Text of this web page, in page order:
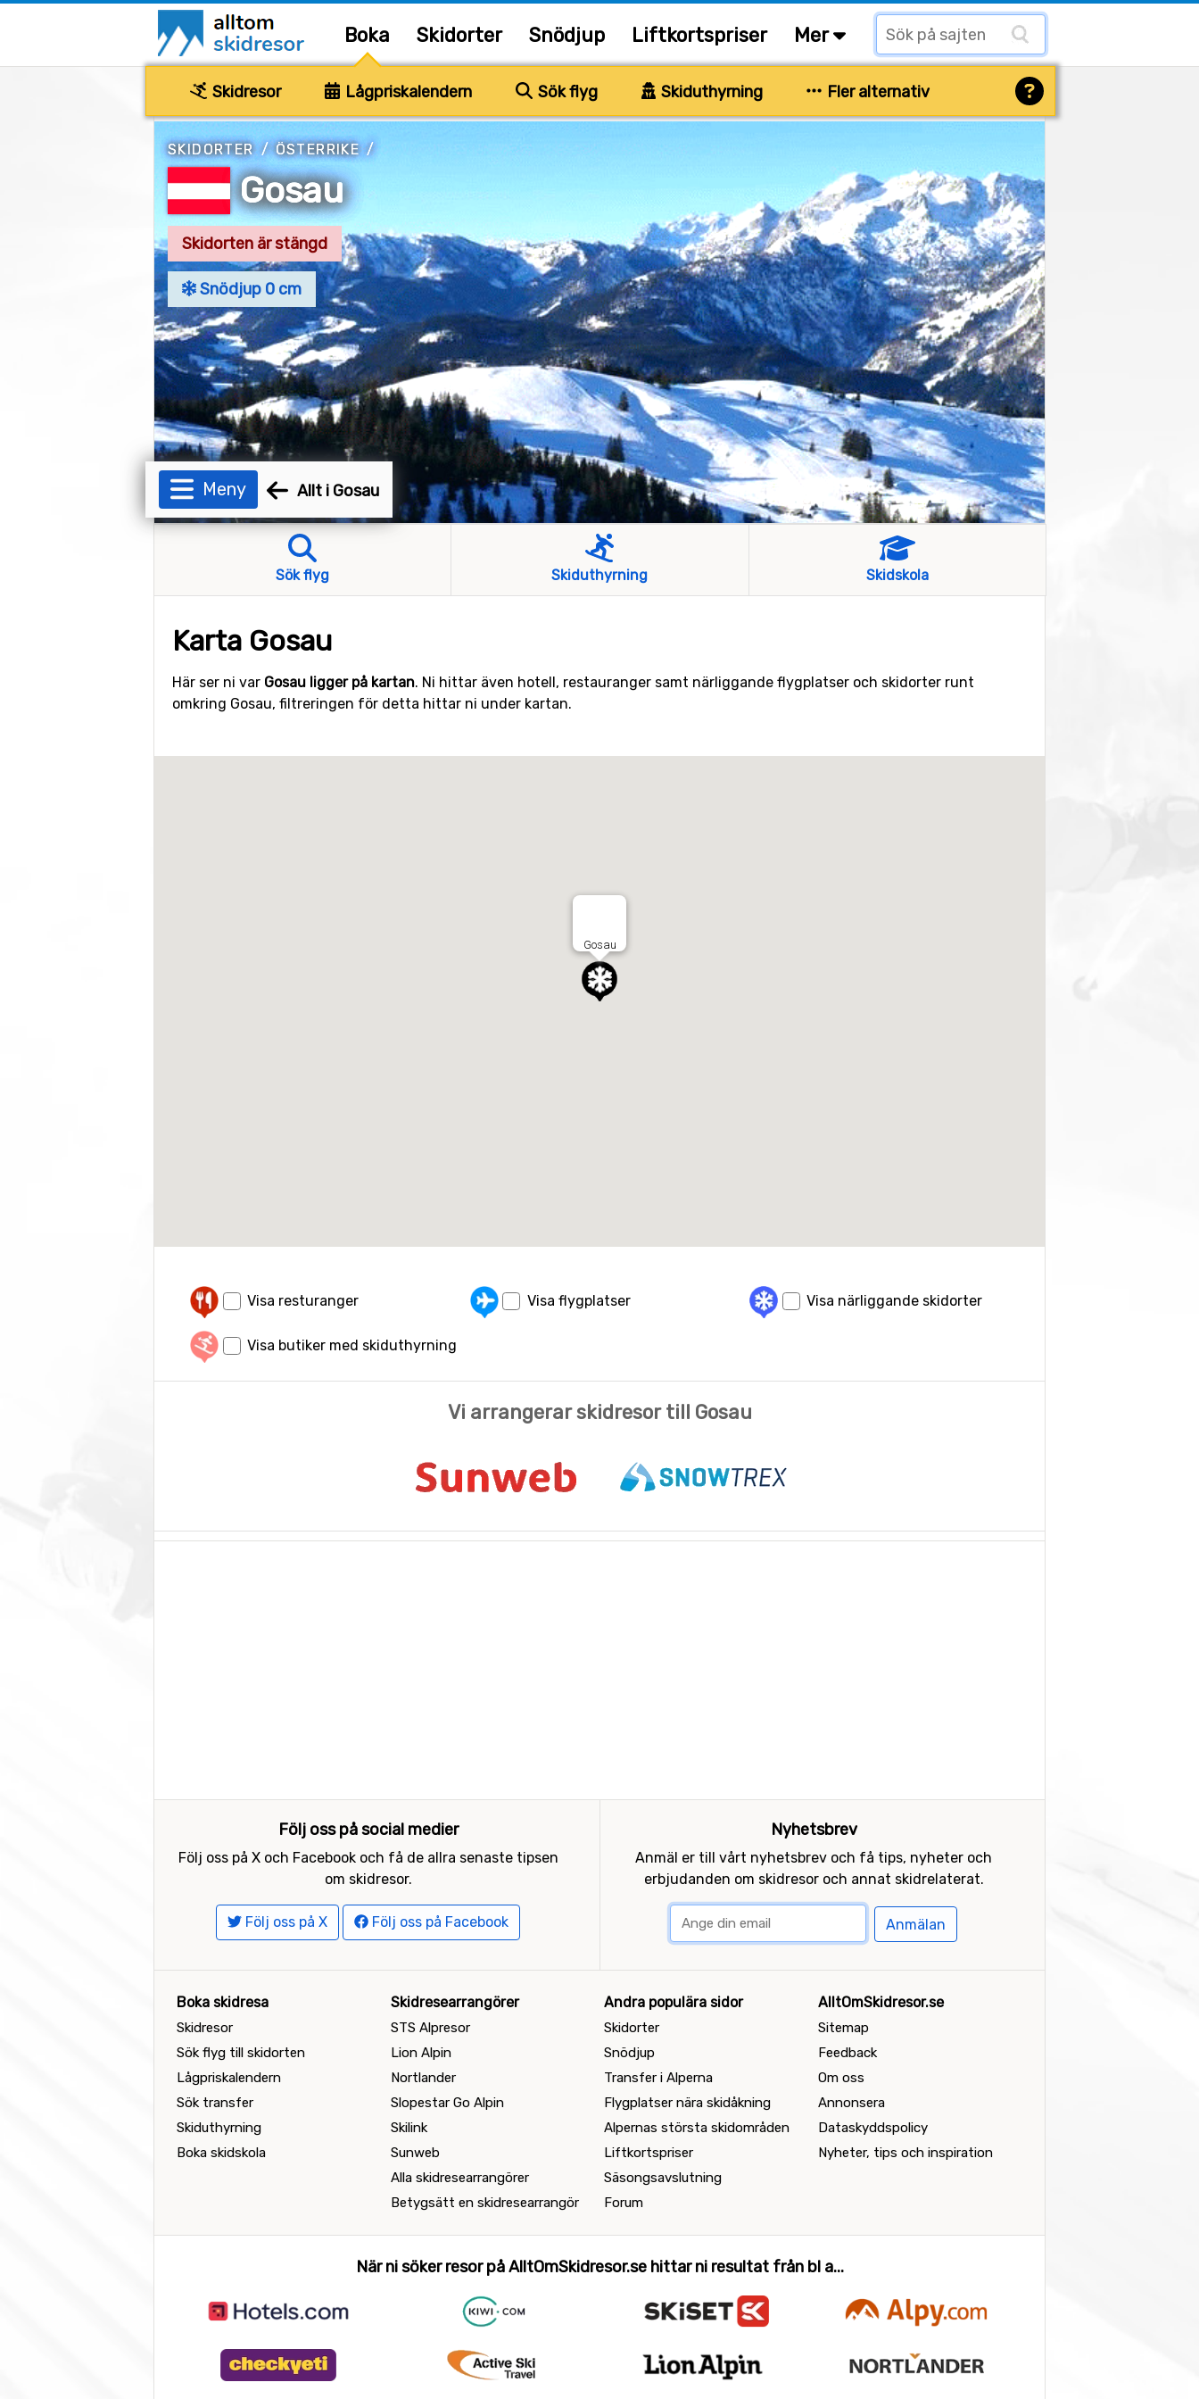
Boka Skidorter Snödjup Liftkortspriser Mer
Skidresor Lågpriskalendern Sök flyg Skiduthyrning Fler alternativ
SKIDORTER/ÖSTERRIKE/
Gosau
Skidorten är stängd
Snödjup 0 cm
Meny Allt i Gosau
Sök flyg Skiduthyrning Skidskola
Karta Gosau
Här ser ni var Gosau ligger på kartan. Ni hittar även hotell, restauranger samt närliggande flygplatser och skidorter runt
omkring Gosau, filtreringen för detta hittar ni under kartan.
Gosau
Visa resturanger Visa flygplatser Visa närliggande skidorter
Visa butiker med skiduthyrning
Vi arrangerar skidresor till Gosau
Följ oss på social medier
Följ oss på X och Facebook och få de allra senaste tipsen
om skidresor.
Följ oss på X Följ oss på Facebook
Nyhetsbrev
Anmäl er till vårt nyhetsbrev och få tips, nyheter och
erbjudanden om skidresor och annat skidrelaterat.
Anmälan
Boka skidresa
Skidresor
Sök flyg till skidorten
Lågpriskalendern
Sök transfer
Skiduthyrning
Boka skidskola
Skidresearrangörer
STS Alpresor
Lion Alpin
Nortlander
Slopestar Go Alpin
Skilink
Sunweb
Alla skidresearrangörer
Betygsätt en skidresearrangör
Andra populära sidor
Skidorter
Snödjup
Transfer i Alperna
Flygplatser nära skidåkning
Alpernas största skidområden
Liftkortspriser
Säsongsavslutning
Forum
AlltOmSkidresor.se
Sitemap
Feedback
Om oss
Annonsera
Dataskyddspolicy
Nyheter, tips och inspiration
När ni söker resor på AlltOmSkidresor.se hittar ni resultat från bl a...